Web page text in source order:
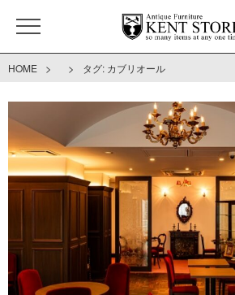
HOME > > タグ: カブリオール